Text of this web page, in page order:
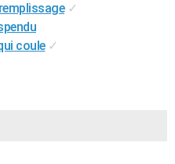
✓
coule ✓